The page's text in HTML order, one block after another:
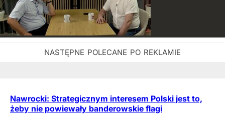
Nawrocki: Strategicznym interesem Polski jest to,
żeby nie powiewały banderowskie flagi